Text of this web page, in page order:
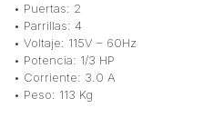
• Puertas: 2
• Parrillas: 4
• Voltaje: 115V – 60Hz
• Potencia: 1/3 HP
• Corriente: 3.0 A
• Peso: 113 Kg